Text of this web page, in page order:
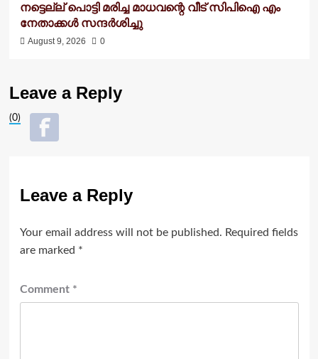
നട്ടെല്ല് പൊട്ടി മരിച്ച മാധവന്റെ വീട്‌ സിപിഐ എം
നേതാക്കൾ സന്ദർശിച്ചു
August 9, 2026 0
Leave a Reply
(0)
Leave a Reply
Your email address will not be published. Required fields
are marked *
Comment *